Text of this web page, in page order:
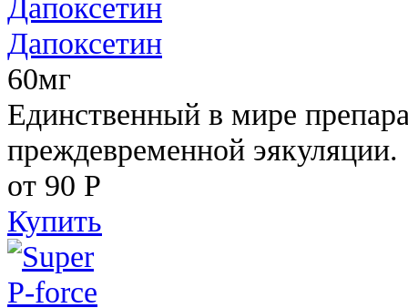
Дапоксетин
60мг
Единственный в мире
преждевременной эякуляции.
от 90 Р
Купить